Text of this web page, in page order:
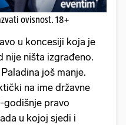
ovisnost. 18+
u koncesiji koja je
nije ništa izgrađeno.
još manje.
na ime državne
godišnje pravo
u kojoj sjedi i